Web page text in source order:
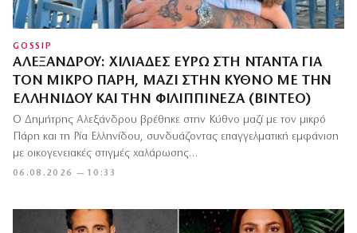
GOSSIP
ΑΛΕΞΆΝΔΡΟΥ: ΧΙΛΙΆΔΕΣ ΕΥΡΏ ΣΤΗ ΝΤΑΝΤΆ ΓΙΑ
ΤΟΝ ΜΙΚΡΌ ΠΆΡΗ, ΜΑΖΊ ΣΤΗΝ ΚΎΘΝΟ ΜΕ ΤΗΝ
ΕΛΛΗΝΊΔΟΥ ΚΑΙ ΤΗΝ ΦΙΛΙΠΠΙΝΈΖΑ (ΒΊΝΤΕΟ)
06.08.2026 — 10:33
Ο Δημήτρης Αλεξάνδρου βρέθηκε στην Κύθνο μαζί με τον μικρό
Πάρη και τη Ρία Ελληνίδου, συνδυάζοντας επαγγελματική εμφάνιση
με οικογενειακές στιγμές χαλάρωσης…